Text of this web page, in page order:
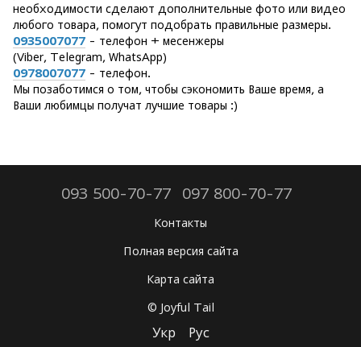
необходимости сделают дополнительные фото или видео
любого товара, помогут подобрать правильные размеры.
0935007077 - телефон + месенжеры
(Viber, Telegram, WhatsApp)
0978007077 - телефон.
Мы позаботимся о том, чтобы сэкономить Ваше время, а
Ваши любимцы получат лучшие товары :)
093 500-70-77 097 800-70-77
Контакты
Полная версия сайта
Карта сайта
© Joyful Tail
Укр Рус